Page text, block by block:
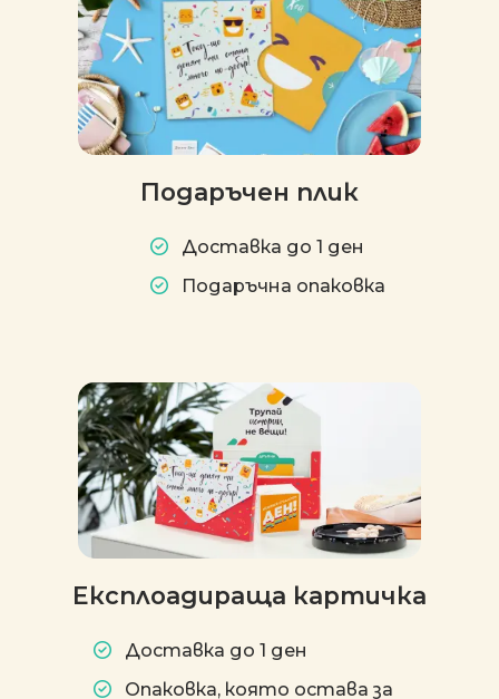
Подаръчен плик
Доставка до 1 ден
Подаръчна опаковка
Експлоадираща картичка
Доставка до 1 ден
Опаковка, която остава за